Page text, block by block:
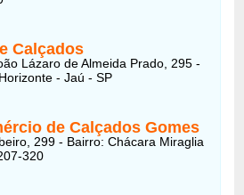
Calçados
Lázaro de Almeida Prado, 295 -
- Jaú - SP
de Calçados Gomes
299 - Bairro: Chácara Miraglia
320